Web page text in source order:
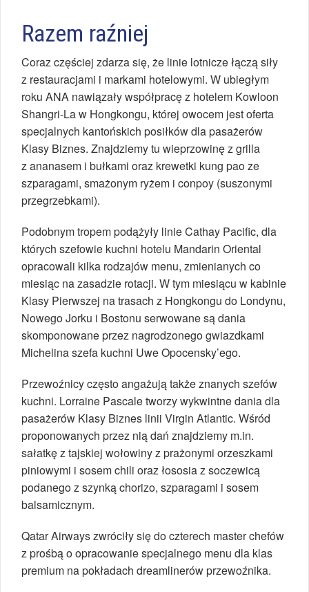
Razem raźniej
Coraz częściej zdarza się, że linie lotnicze łączą siły
z restauracjami i markami hotelowymi. W ubiegłym
roku ANA nawiązały współpracę z hotelem Kowloon
Shangri-La w Hongkongu, której owocem jest oferta
specjalnych kantońskich posiłków dla pasażerów
Klasy Biznes. Znajdziemy tu wieprzowinę z grilla
z ananasem i bułkami oraz krewetki kung pao ze
szparagami, smażonym ryżem i conpoy (suszonymi
przegrzebkami).
Podobnym tropem podążyły linie Cathay Pacific, dla
których szefowie kuchni hotelu Mandarin Oriental
opracowali kilka rodzajów menu, zmienianych co
miesiąc na zasadzie rotacji. W tym miesiącu w kabinie
Klasy Pierwszej na trasach z Hongkongu do Londynu,
Nowego Jorku i Bostonu serwowane są dania
skomponowane przez nagrodzonego gwiazdkami
Michelina szefa kuchni Uwe Opocensky’ego.
Przewoźnicy często angażują także znanych szefów
kuchni. Lorraine Pascale tworzy wykwintne dania dla
pasażerów Klasy Biznes linii Virgin Atlantic. Wśród
proponowanych przez nią dań znajdziemy m.in.
sałatkę z tajskiej wołowiny z prażonymi orzeszkami
piniowymi i sosem chili oraz łososia z soczewicą
podanego z szynką chorizo, szparagami i sosem
balsamicznym.
Qatar Airways zwróciły się do czterech master chefów
z prośbą o opracowanie specjalnego menu dla klas
premium na pokładach dreamlinerów przewoźnika.